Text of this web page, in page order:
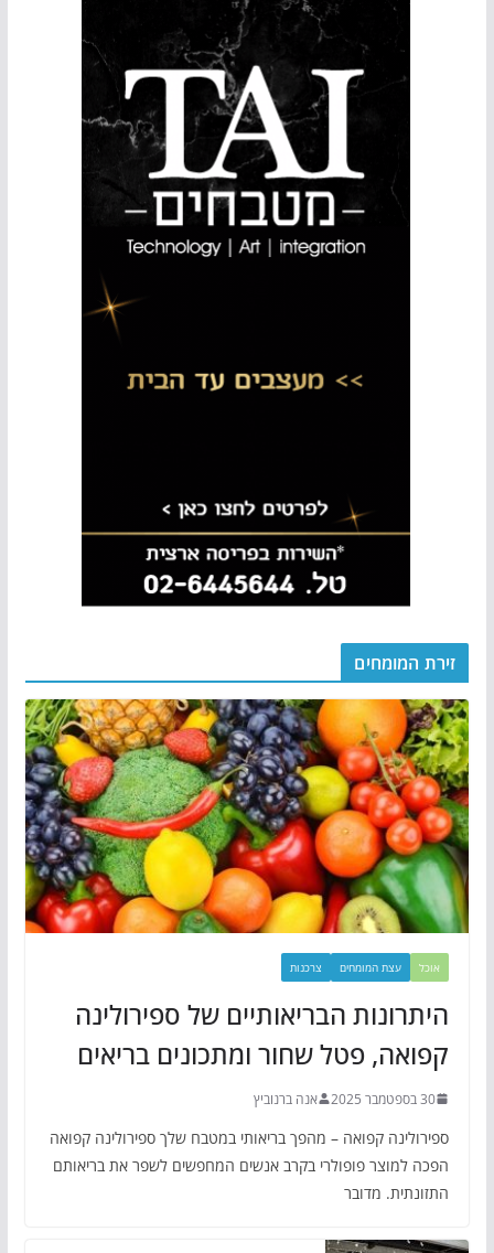
זירת המומחים
אוכל עצת המומחים צרכנות
היתרונות הבריאותיים של ספירולינה
קפואה, פטל שחור ומתכונים בריאים
30 בספטמבר 2025 אנה ברנוביץ
ספירולינה קפואה – מהפך בריאותי במטבח שלך ספירולינה קפואה
הפכה למוצר פופולרי בקרב אנשים המחפשים לשפר את בריאותם
התזונתית. מדובר